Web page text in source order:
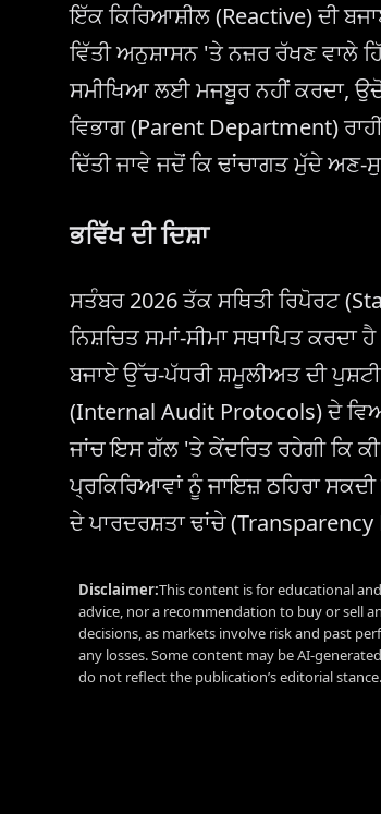
ਇੱਕ ਕਿਰਿਆਸ਼ੀਲ (Reactive) ਦੀ
ਵਿੱਤੀ ਅਨੁਸ਼ਾਸਨ 'ਤੇ ਨਜ਼ਰ ਰੱਖਣ ਵਾਲੇ
ਸਮੀਖਿਆ ਲਈ ਮਜਬੂਰ ਨਹੀਂ ਕਰਦਾ,
ਵਿਭਾਗ (Parent Department)
ਦਿੱਤੀ ਜਾਵੇ ਜਦੋਂ ਕਿ ਢਾਂਚਾਗਤ ਮੁੱਦੇ ਅਣ-
ਭਵਿੱਖ ਦੀ ਦਿਸ਼ਾ
ਸਤੰਬਰ 2026 ਤੱਕ ਸਥਿਤੀ ਰਿਪੋਰਟ
ਨਿਸ਼ਚਿਤ ਸਮਾਂ-ਸੀਮਾ ਸਥਾਪਿਤ
ਬਜਾਏ ਉੱਚ-ਪੱਧਰੀ ਸ਼ਮੂਲੀਅਤ ਦੀ
(Internal Audit Protocols) ਦੇ
ਜਾਂਚ ਇਸ ਗੱਲ 'ਤੇ ਕੇਂਦਰਿਤ ਰਹੇਗੀ ਕਿ
ਪ੍ਰਕਿਰਿਆਵਾਂ ਨੂੰ ਜਾਇਜ਼ ਠਹਿਰਾ
ਦੇ ਪਾਰਦਰਸ਼ਤਾ ਢਾਂਚੇ
Disclaimer:This content is for educational
advice, nor a recommendation to buy or sell
decisions, as markets involve risk and past
any losses. Some content may be AI-
do not reflect the publication’s editorial stance.